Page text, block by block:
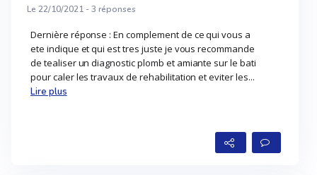
Le 22/10/2021 -3 réponses
Dernière réponse : En complement de ce qui vous a
ete indique et qui est tres juste je vous recommande
de tealiser un diagnostic plomb et amiante sur le bati
pour caler les travaux de rehabilitation et eviter les...
Lire plus